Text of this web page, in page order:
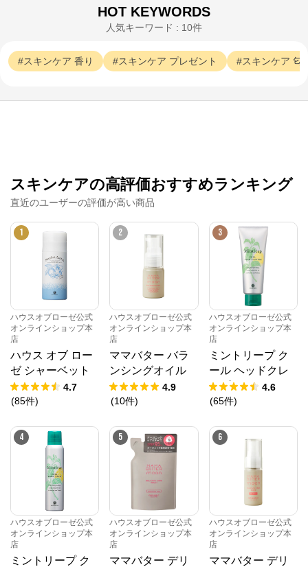
HOT KEYWORDS
人気キーワード : 10件
スキンケア 香り スキンケア プレゼント スキンケア 匂
スキンケアの高評価おすすめランキング
直近のユーザーの評価が高い商品
1
ハウスオブローゼ公式
オンラインショップ本
店
ハウス オブ ロー
ゼ シャーベット
ローション 95g
4.7
(85件)
2
ハウスオブローゼ公式
オンラインショップ本
店
ママバター バラ
ンシングオイル
20mL
4.9
(10件)
3
ハウスオブローゼ公式
オンラインショップ本
店
ミントリープ ク
ール ヘッドクレ
ンズ 200g4.6
(65件)
4
ハウスオブローゼ公式
オンラインショップ本
店
ミントリープ ク
5
ハウスオブローゼ公式
オンラインショップ本
店
ママバター デリ
6
ハウスオブローゼ公式
オンラインショップ本
店
ママバター デリ
※外部サイトが開きます
コーセーグループのオフィシャルWebサイトです。コ
ーセーグループが展開する商品情報をはじめ、キャン
ペーン情報や毎日の美活動に役立つ情報をお届け。ま
た、コーセー商品をご購入いただくことができます。